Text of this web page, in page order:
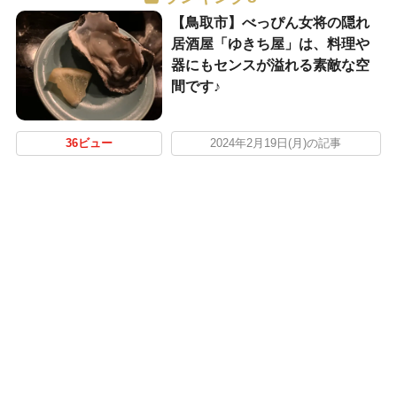
【鳥取市】べっぴん女将の隠れ
居酒屋「ゆきち屋」は、料理や
器にもセンスが溢れる素敵な空
間です♪
36ビュー 2024年2月19日(月)の記事